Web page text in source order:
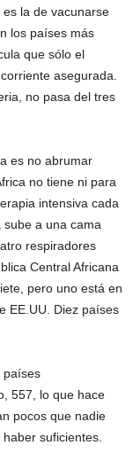
la de vacunarse
los países más
que sólo el
asegurada.
no pasa del tres
es no abrumar
no tiene ni para
intensiva cada
a una cama
respiradores
Central Africana
pero uno está en
EE.UU. Diez países
países
557, lo que hace
pocos que nadie
suficientes.